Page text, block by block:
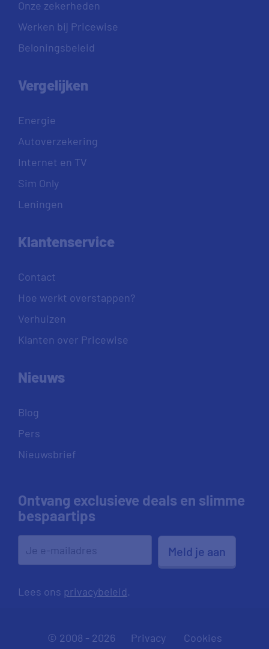
Onze zekerheden
Werken bij Pricewise
Beloningsbeleid
Vergelijken
Energie
Autoverzekering
Internet en TV
Sim Only
Leningen
Klantenservice
Contact
Hoe werkt overstappen?
Verhuizen
Klanten over Pricewise
Nieuws
Blog
Pers
Nieuwsbrief
Ontvang exclusieve deals en slimme
bespaartips
Meld je aan
Lees ons privacybeleid.
© 2008 - 2026 Privacy Cookies